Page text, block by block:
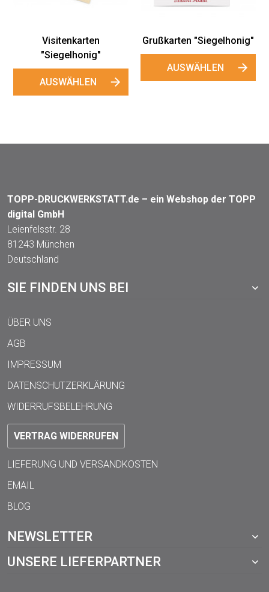
Visitenkarten
"Siegelhonig"
AUSWÄHLEN
Grußkarten "Siegelhonig"
AUSWÄHLEN
TOPP-DRUCKWERKSTATT.de – ein Webshop der TOPP
digital GmbH
Leienfelsstr. 28
81243 München
Deutschland
SIE FINDEN UNS BEI
ÜBER UNS
AGB
IMPRESSUM
DATENSCHUTZERKLÄRUNG
WIDERRUFSBELEHRUNG
VERTRAG WIDERRUFEN
LIEFERUNG UND VERSANDKOSTEN
EMAIL
BLOG
NEWSLETTER
UNSERE LIEFERPARTNER